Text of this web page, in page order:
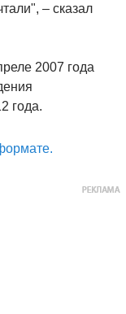
– сказал
2007 года
года.